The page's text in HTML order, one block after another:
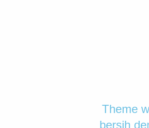
Theme
bersih